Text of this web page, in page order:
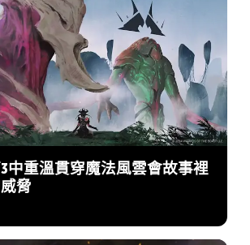
中重溫貫穿魔法風雲會故事裡
脅